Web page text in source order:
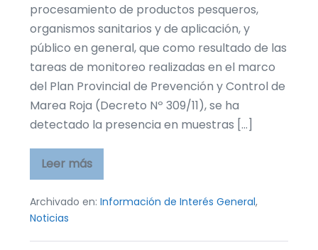
procesamiento de productos pesqueros,
organismos sanitarios y de aplicación, y
público en general, que como resultado de las
tareas de monitoreo realizadas en el marco
del Plan Provincial de Prevención y Control de
Marea Roja (Decreto Nº 309/11), se ha
detectado la presencia en muestras […]
Leer más
El
Plan
de
Prevención
y
Archivado en: Información de Interés General,
Noticias